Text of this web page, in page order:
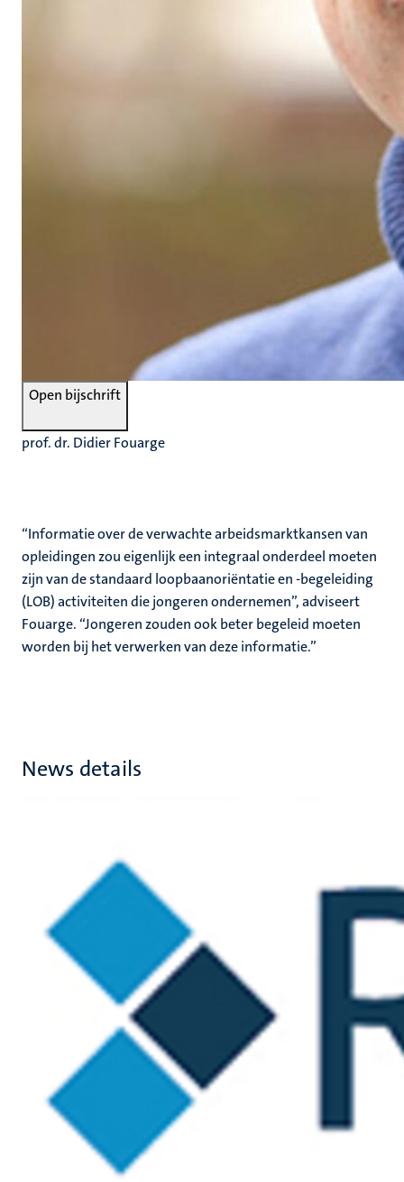
Open bijschrift
prof. dr. Didier Fouarge
“Informatie over de verwachte arbeidsmarktkansen van
opleidingen zou eigenlijk een integraal onderdeel moeten
zijn van de standaard loopbaanoriëntatie en -begeleiding
(LOB) activiteiten die jongeren ondernemen”, adviseert
Fouarge. “Jongeren zouden ook beter begeleid moeten
worden bij het verwerken van deze informatie.”
News details